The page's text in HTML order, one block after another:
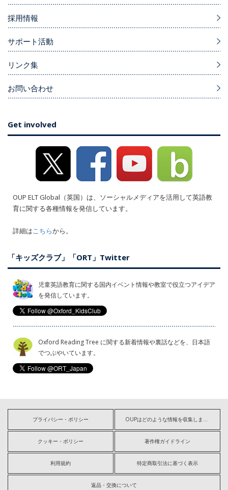
採用情報
サポート活動
リンク集
お問い合わせ
Get involved
OUP ELT Global（英国）は、ソーシャルメディアを活用して英語教
育に関する各種情報を発信しています。
詳細はこちらから。
「キッズクラブ」「ORT」Twitter
児童英語教育に関する国内イベント情報や教室で役立つアイデア
を発信しています。
Oxford Reading Tree に関する新着情報や裏話などを、日本語
でつぶやいています。
プライバシー・ポリシー OUPはどのような情報を収集しますか?
クッキー・ポリシー 著作権ガイドライン
利用規約 特定商取引法に基づく表示
返品・交換について